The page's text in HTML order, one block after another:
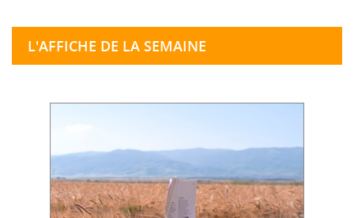
L'AFFICHE DE LA SEMAINE